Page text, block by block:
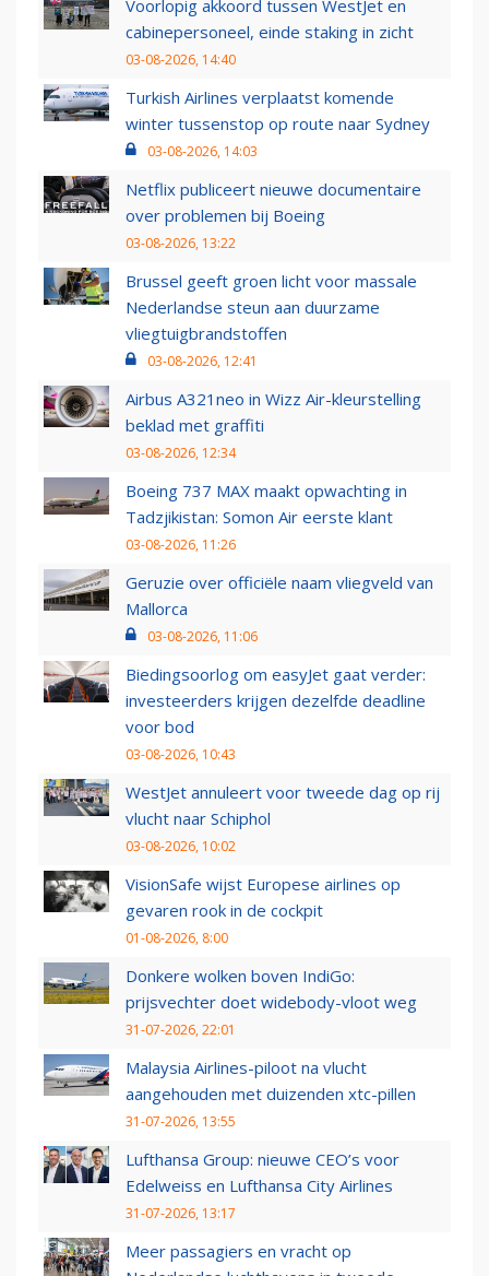
Voorlopig akkoord tussen WestJet en
cabinepersoneel, einde staking in zicht
03-08-2026, 14:40
Turkish Airlines verplaatst komende
winter tussenstop op route naar Sydney
03-08-2026, 14:03
Netflix publiceert nieuwe documentaire
over problemen bij Boeing
03-08-2026, 13:22
Brussel geeft groen licht voor massale
Nederlandse steun aan duurzame
vliegtuigbrandstoffen
03-08-2026, 12:41
Airbus A321neo in Wizz Air-kleurstelling
beklad met graffiti
03-08-2026, 12:34
Boeing 737 MAX maakt opwachting in
Tadzjikistan: Somon Air eerste klant
03-08-2026, 11:26
Geruzie over officiële naam vliegveld van
Mallorca
03-08-2026, 11:06
Biedingsoorlog om easyJet gaat verder:
investeerders krijgen dezelfde deadline
voor bod
03-08-2026, 10:43
WestJet annuleert voor tweede dag op rij
vlucht naar Schiphol
03-08-2026, 10:02
VisionSafe wijst Europese airlines op
gevaren rook in de cockpit
01-08-2026, 8:00
Donkere wolken boven IndiGo:
prijsvechter doet widebody-vloot weg
31-07-2026, 22:01
Malaysia Airlines-piloot na vlucht
aangehouden met duizenden xtc-pillen
31-07-2026, 13:55
Lufthansa Group: nieuwe CEO’s voor
Edelweiss en Lufthansa City Airlines
31-07-2026, 13:17
Meer passagiers en vracht op